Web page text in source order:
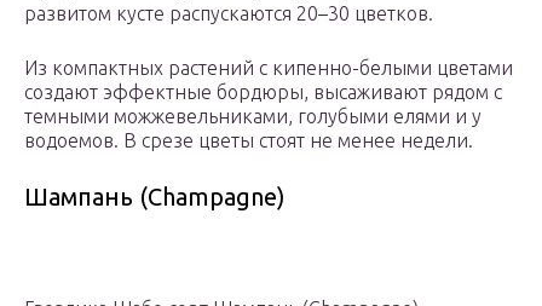
развитом кусте распускаются 20–30 цветков.
Из компактных растений с кипенно-белыми цветами
создают эффектные бордюры, высаживают рядом с
темными можжевельниками, голубыми елями и у
водоемов. В срезе цветы стоят не менее недели.
Шампань (Champagne)